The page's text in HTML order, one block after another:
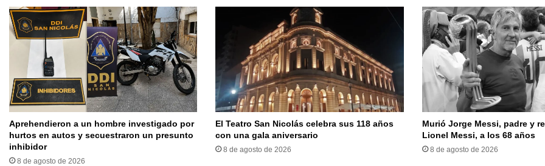
Aprehendieron a un hombre investigado por
hurtos en autos y secuestraron un presunto
inhibidor
8 de agosto de 2026
El Teatro San Nicolás celebra sus 118 años
con una gala aniversario
8 de agosto de 2026
Murió Jorge Messi, padre y
Lionel Messi, a los 68 años
8 de agosto de 2026